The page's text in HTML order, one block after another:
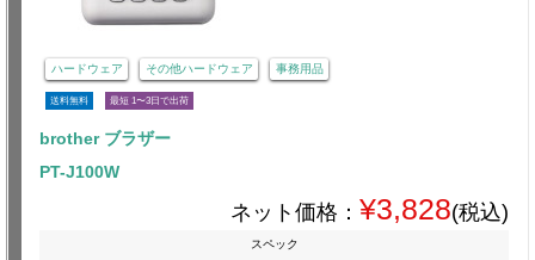
ハードウェア その他ハードウェア 事務用品
送料無料 最短 1〜3日で出荷
brother ブラザー
PT-J100W
ネット価格： ¥3,828(税込)
スペック